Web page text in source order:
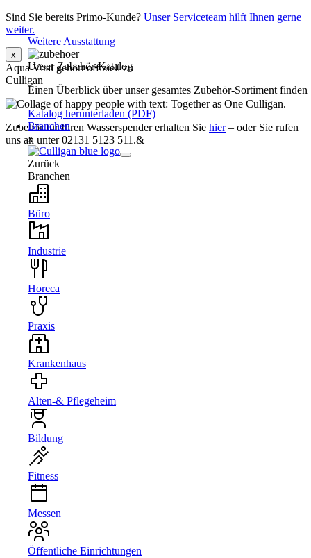
Weitere Ausstattung
Unser Zubehör-Katalog
Einen Überblick über unser gesamtes Zubehör-Sortiment
Katalog herunterladen (PDF)
Branchen
x
Zurück
Branchen
Büro
Industrie
Horeca
Praxis
Krankenhaus
Alten-& Pflegeheim
Bildung
Fitness
Messen
Öffentliche Einrichtungen
Sind Sie bereits Primo-Kunde? Unser Serviceteam hilft Ihnen gerne
weiter.
x
Aqua Vital gehört offiziell zu
Culligan
Zubehör für Ihren Wasserspender erhalten Sie hier– oder Sie rufen
uns an unter 02131 5123 511.&